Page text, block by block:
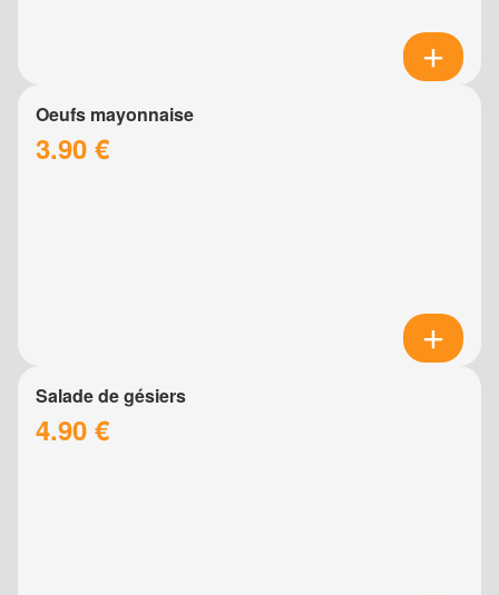
Oeufs mayonnaise
3.90 €
Salade de gésiers
4.90 €